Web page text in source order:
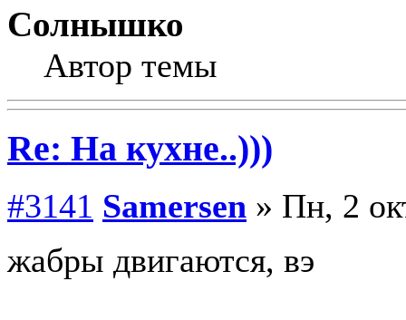
Солнышко
Автор темы
Re: На кухне..)))
#3141 Samersen » Пн, 2
жабры двигаются, вэ